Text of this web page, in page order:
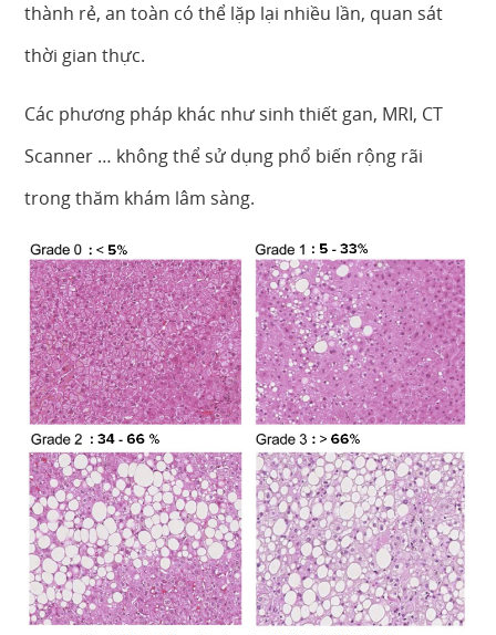
thành rẻ, an toàn có thể lặp lại nhiều lần, quan sát
thời gian thực.
Các phương pháp khác như sinh thiết gan, MRI, CT
Scanner … không thể sử dụng phổ biến rộng rãi
trong thăm khám lâm sàng.